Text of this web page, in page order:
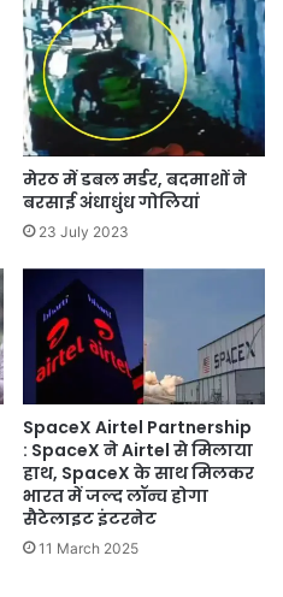
मेरठ में डबल मर्डर, बदमाशों ने
बरसाई अंधाधुंध गोलियां
23 July 2023
SpaceX Airtel Partnership
: SpaceX ने Airtel से मिलाया
हाथ, SpaceX के साथ मिलकर
भारत में जल्द लॉन्च होगा
सैटेलाइट इंटरनेट
11 March 2025